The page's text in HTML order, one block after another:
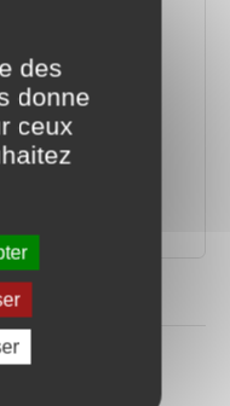
de
France
des
donne
ceux